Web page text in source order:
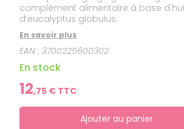
complément alimentaire à base
d’eucalyptus globulus.
En savoir plus
EAN :3700225600302
En stock
12,75 € TTC
Ajouter au panier